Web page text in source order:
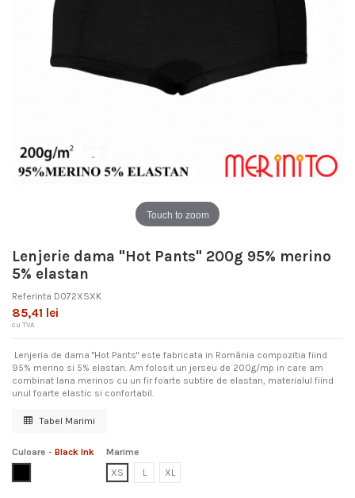
Touch to zoom
Lenjerie dama "Hot Pants" 200g 95% merino
5% elastan
Referinta D072XSXK
85,41 lei
cu TVA
Lenjeria de dama "Hot Pants" este fabricata in România compozitia fiind
95% merino si 5% elastan. Am folosit un jerseu de 200g/mp in care am
combinat lana merinos cu un fir foarte subtire de elastan, materialul fiind
unul foarte elastic si confortabil.
Tabel Marimi
Culoare - Black Ink
Marime
XS
L XL